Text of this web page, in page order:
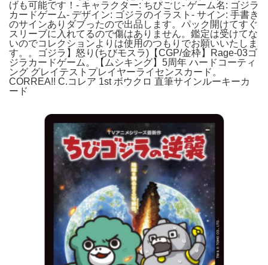
げも可能です！- キャラクター: ちびごじ- ゲーム名: ゴジラ
カードゲーム- デザイン: ゴジラのイラスト- サイン: 手書き
のサインありダブったので出品します。パック開けてすぐ
スリーブに入れてるので傷はありません。鑑定は受けてな
いのでコレクションよりは使用のつもりでお願いいたしま
す。。ゴジラ】怒り(ちびモスラ)【CGP/金枠】Rage-03ゴ
ジラカードゲーム。【ムシキング】5周年 ハードコーティ
ング グレイテストプレイヤーライセンスカード。
CORREA!! C.コレア 1st ボウクロ 直筆サインルーキーカ
ード